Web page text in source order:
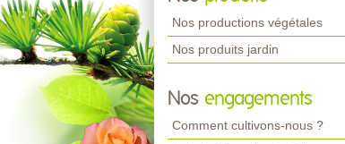
Nos productions végétales
Nos produits jardin
Nos engagements
Comment cultivons-nous ?